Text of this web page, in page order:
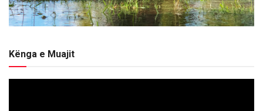
Kënga e Muajit